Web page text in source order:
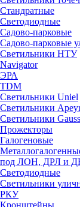
Стандратные
Светодиодные
Садово-парковые
Садово-парковые
Светильники НТУ
Navigator
ЭРА
TDM
Светильники Uniel
Светильники
Светильники Gauss
Прожекторы
Галогеновые
под ЛОН, ДРЛ и
Светодиодные
Светильники
РКУ
Кронштейны